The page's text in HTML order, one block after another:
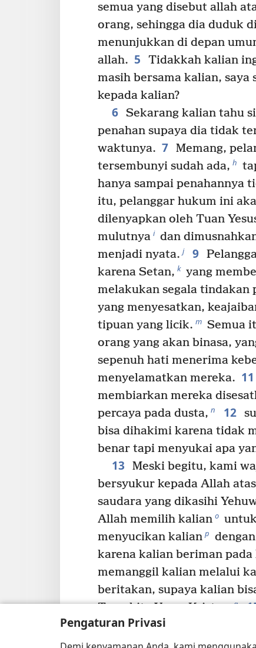
Pengaturan Privasi
semua yang disebut allah
orang, sehingga dia duduk
menunjukkan di depan
allah. 5
Tidakkah kalian
masih bersama kalian,
kepada kalian?
6 Sekarang kalian tahu
penahan supaya dia tidak
waktunya. 7 Memang,
tersembunyi sudah ada, h
hanya sampai penahannya
itu, pelanggar hukum ini
dilenyapkan oleh Tuan
mulutnya i dan
menjadi nyata. j 9
karena Setan, k yang
melakukan segala tindakan
yang menyesatkan,
tipuan yang licik. m Semua
orang yang akan binasa,
sepenuh hati menerima
menyelamatkan mereka. 11
membiarkan mereka
percaya pada dusta, n 12
bisa dihakimi karena tidak
benar tapi menyukai apa
13
Meski begitu, kami
bersyukur kepada Allah
saudara yang dikasihi
Allah memilih kalian o
menyucikan kalian p
karena kalian beriman pada
memanggil kalian melalui
beritakan, supaya kalian
Tuan kita Yesus Kristus. q
berdirilah teguh
sudah diajarkan kepada